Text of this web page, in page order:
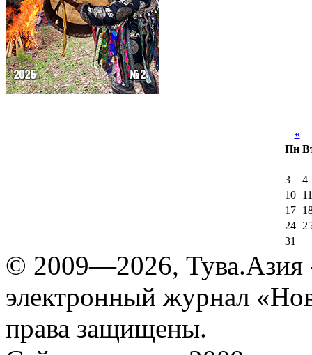
«
Пн
3
4
10
11
17
24
31
© 2009—2026, Тува.Азия
электронный журнал
права защищены.